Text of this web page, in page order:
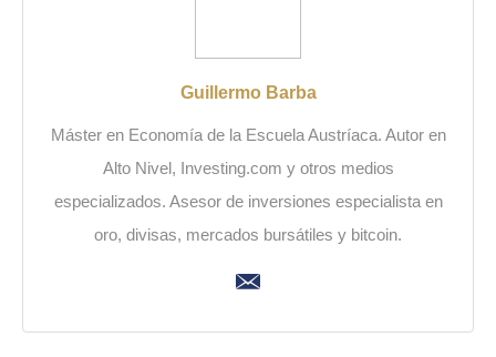
Guillermo Barba
Máster en Economía de la Escuela Austríaca. Autor en
Alto Nivel, Investing.com y otros medios
especializados. Asesor de inversiones especialista en
oro, divisas, mercados bursátiles y bitcoin.